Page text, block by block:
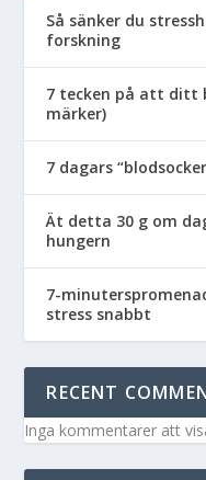
Så sänker du
forskning
7 tecken på att ditt
märker)
7 dagars
Ät detta 30 g om
hungern
7-
stress snabbt
RECENT
Inga kommentarer att